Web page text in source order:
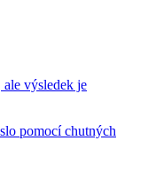
výsledek je
pomocí chutných